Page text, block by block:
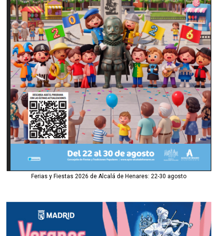
Ferias y Fiestas 2026 de Alcalá de Henares: 22-30 agosto